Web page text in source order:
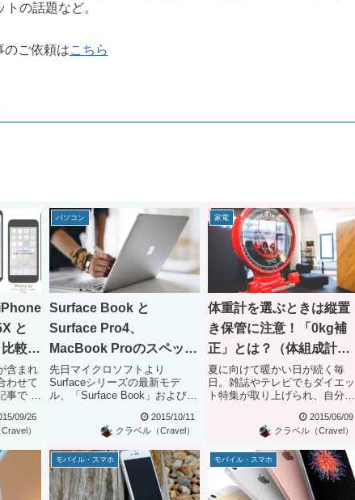
の話題など。
のご依頼はこちら
と
較画
含まれ
わせて
事で リ
09/26
）
パソコン
Surface Book と
Surface Pro4、
MacBook Proのスペック
を比較してみた
先日マイクロソフトより
Surfaceシリーズの最新モデ
ル、「Surface Book」および
2015/10/11
クラベル（Cravel）
家電
体重計を選ぶときは縦置
き保管に注意！「0kg補
正」とは？（体組成計／
体脂肪計の選び方）
夏に向けて暖かい日が続く毎
日。雑誌やテレビでもダイエッ
ト特集が取り上げられ、自分の
2015/06/09
クラベル（Cravel）
モバイル・スマホ モバイル・スマホ